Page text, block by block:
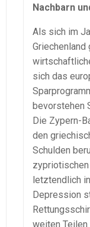
Nachbarn
Als sich im
sich das
bevorstehen
Die Zypern-
den
Schulden
zypriotischen
letztendlich
Depression
weiten